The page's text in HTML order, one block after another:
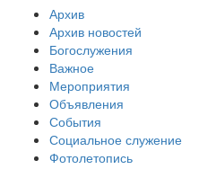
Архив
Архив новостей
Богослужения
Важное
Мероприятия
Объявления
События
Социальное служение
Фотолетопись